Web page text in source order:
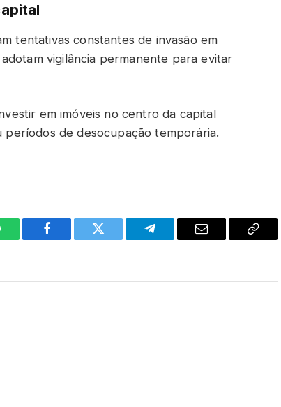
tentativas constantes de invasão em
vigilância permanente para evitar
em imóveis no centro da capital
de desocupação temporária.
Facebook Twitter TelegramaE-
Copiar